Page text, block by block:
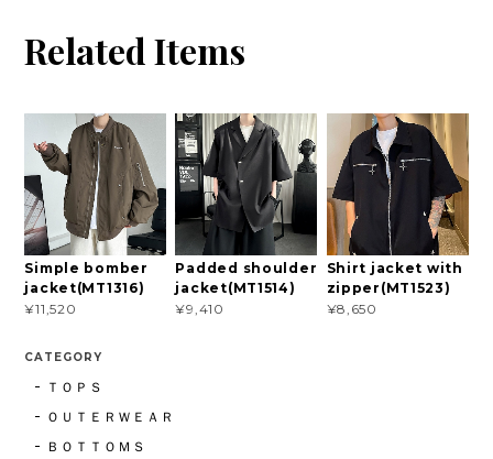
Related Items
Simple bomber
jacket(MT1316)
¥11,520
Padded shoulder
jacket(MT1514)
¥9,410
Shirt jacket with
zipper(MT1523)
¥8,650
CATEGORY
ＴＯＰＳ
ＯＵＴＥＲＷＥＡＲ
ＢＯＴＴＯＭＳ